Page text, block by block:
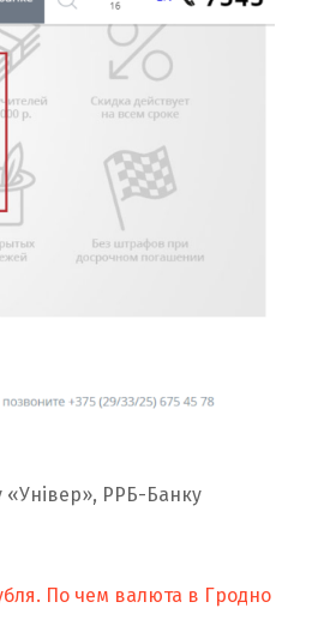
«Універ», РРБ-Банку
По чем валюта в Гродно